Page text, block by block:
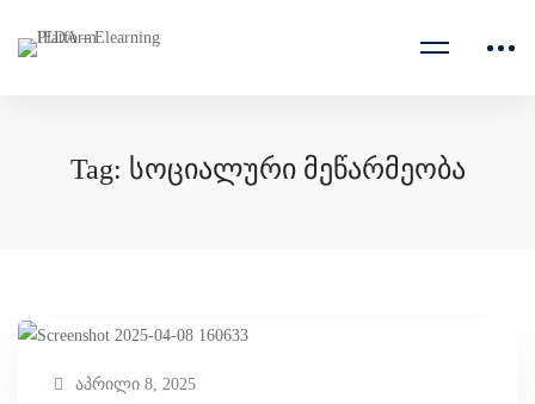
Tag: სოციალური მეწარმეობა
აპრილი 8, 2025